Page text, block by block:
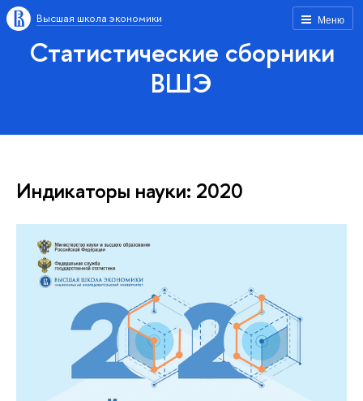
Меню
Высшая школа экономики
Статистические сборники
ВШЭ
Индикаторы науки: 2020